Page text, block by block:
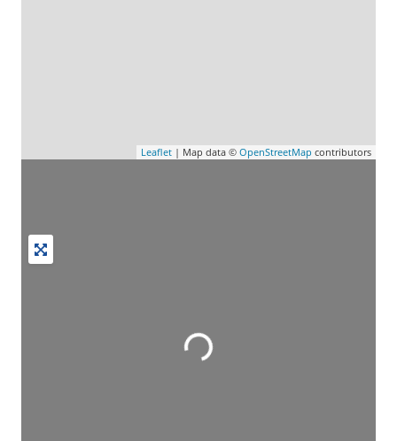
Leaflet | Map data © OpenStreetMap contributors
Wird geladen …